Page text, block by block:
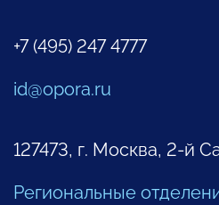
+7 (495) 247 4777
id@opora.ru
127473, г. Москва, 2-й
Региональные